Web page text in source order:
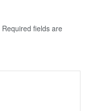
Required fields are